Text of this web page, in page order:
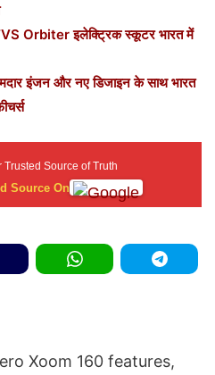
Orbiter इलेक्ट्रिक स्कूटर भारत में
इंजन और नए डिजाइन के साथ भारत
Trusted Source of Truth
Source On
Xoom 160 features,